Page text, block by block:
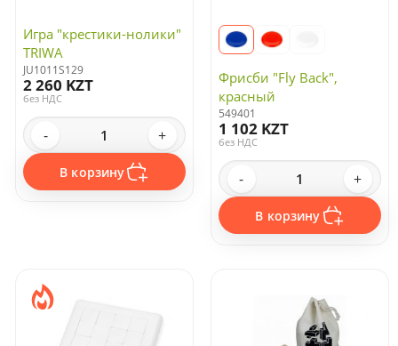
Игра "крестики-нолики"
TRIWA
JU1011S129
2 260 KZT
без НДС
- +
В корзину
Фрисби "Fly Back",
красный
549401
1 102 KZT
без НДС
- +
В корзину